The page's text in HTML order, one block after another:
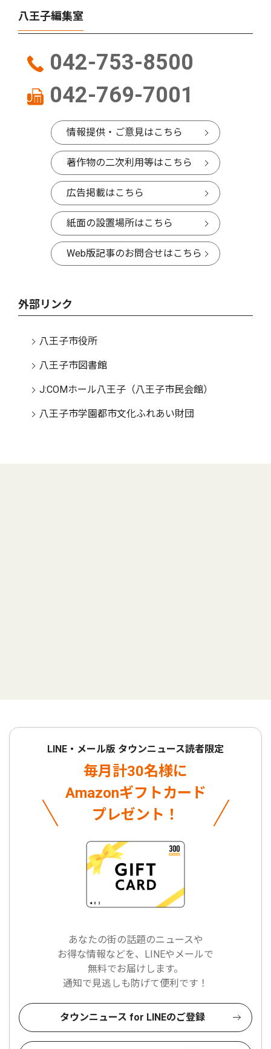
八王子編集室
042-753-8500
042-769-7001
情報提供・ご意見はこちら
著作物の二次利用等はこちら
広告掲載はこちら
紙面の設置場所はこちら
Web版記事のお問合せはこちら
外部リンク
八王子市役所
八王子市図書館
J:COMホール八王子（八王子市民会館）
八王子市学園都市文化ふれあい財団
LINE・メール版 タウンニュース読者限定
毎月計30名様に
Amazonギフトカード
プレゼント！
あなたの街の話題のニュースや
お得な情報などを、LINEやメールで
無料でお届けします。
通知で見逃しも防げて便利です！
タウンニュース for LINEのご登録